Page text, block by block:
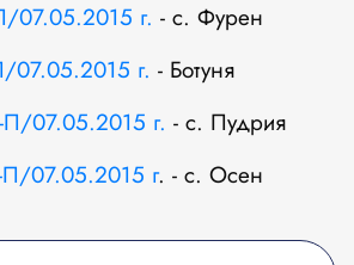
г. - с. Фурен
г. - Ботуня
07.05.2015 г. - с. Пудрия
07.05.2015 г. - с. Осен